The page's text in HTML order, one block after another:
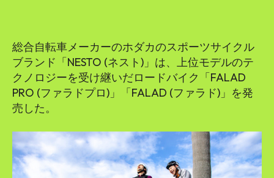
総合自転車メーカーのホダカのスポーツサイクル
ブランド「NESTO (ネスト)」は、上位モデルのテ
クノロジーを受け継いだロードバイク「FALAD
PRO (ファラドプロ)」「FALAD (ファラド)」を発
売した。